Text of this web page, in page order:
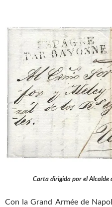
Carta dirigida por el
Con la Grand Armée de